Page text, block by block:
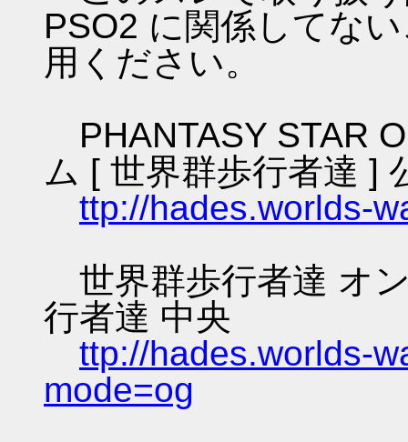
PSO2 に関係してな
用ください。
PHANTASY STAR
ム [ 世界群歩行者達 ]
ttp://hades.worlds-
世界群歩行者達 オ
行者達 中央
ttp://hades.worlds-
mode=og